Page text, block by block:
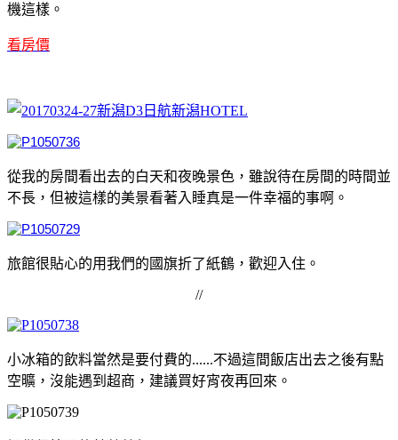
機這樣。
看房價
從我的房間看出去的白天和夜晚景色，雖說待在房間的時間並
不長，但被這樣的美景看著入睡真是一件幸福的事啊。
旅館很貼心的用我們的國旗折了紙鶴，歡迎入住。
//
小冰箱的飲料當然是要付費的......不過這間飯店出去之後有點
空曠，沒能遇到超商，建議買好宵夜再回來。